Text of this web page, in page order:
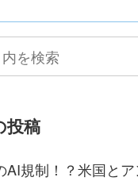
投稿
AI規制！？米国と